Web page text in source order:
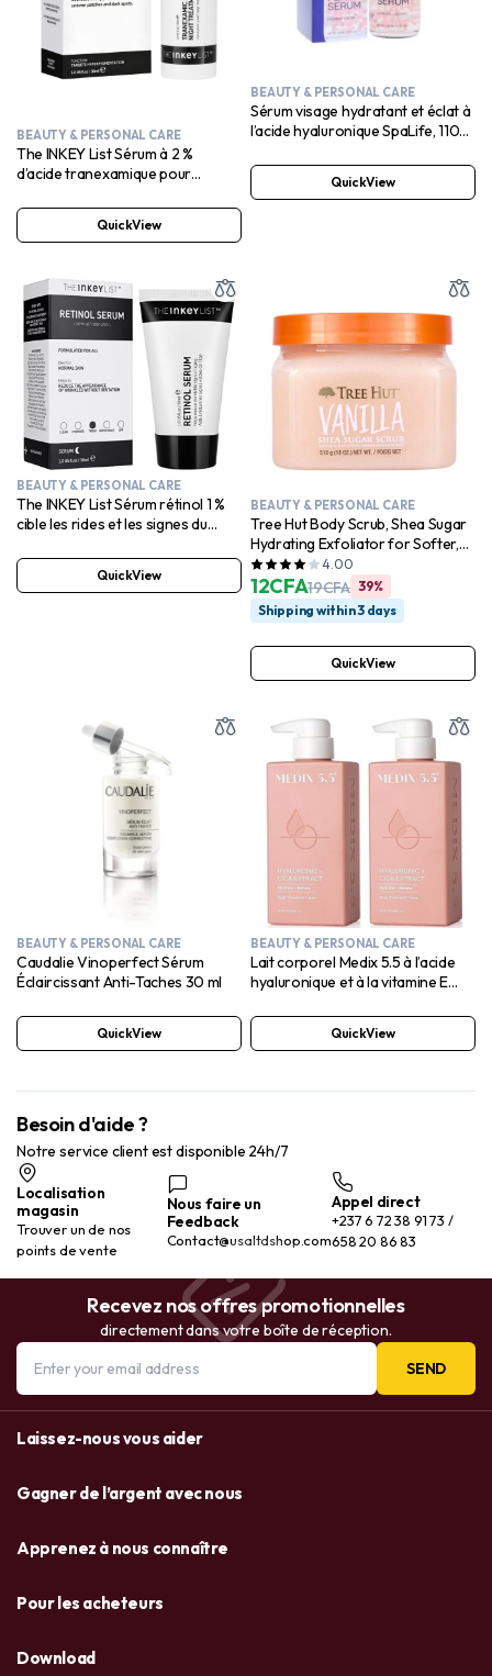
BEAUTY & PERSONAL CARE
The INKEY List Sérum à 2 %
d’acide tranexamique pour
cibler les irrégularités et les points
noirs 30 ml
QuickView
BEAUTY & PERSONAL CARE
Sérum visage hydratant et éclat à
l’acide hyaluronique SpaLife, 110
QuickView
BEAUTY & PERSONAL CARE
The INKEY List Sérum rétinol 1 %
cible les rides et les signes du
QuickView
BEAUTY & PERSONAL CARE
Tree Hut Body Scrub, Shea Sugar
Hydrating Exfoliator for Softer,
Smoother Skin, Vanilla, 18 oz
4.00
19CFA
12CFA
39%
Shipping within 3 days
QuickView
BEAUTY & PERSONAL CARE
Caudalie Vinoperfect Sérum
Éclaircissant Anti-Taches 30 ml
QuickView
BEAUTY & PERSONAL CARE
Lait corporel Medix 5.5 à l’acide
hyaluronique et à la vitamine E
QuickView
Besoin d'aide ?
Notre service client est disponible 24h/7
Localisation
magasin
Trouver un de nos
points de vente
Nous faire un
Feedback
Contact@usaltdshop.com
Appel direct
+237 6 72 38 91 73 /
658 20 86 83
Recevez nos offres promotionnelles
directement dans votre boîte de réception.
SEND
Laissez-nous vous aider
Gagner de l’argent avec nous
Apprenez à nous connaître
Pour les acheteurs
Download